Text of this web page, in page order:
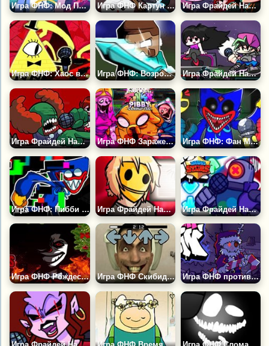
Игра ФНФ: Мод Пони Искорка и Мордекай Игра ФНФ Картун Нетворк: Потерянные Эпизоды Игра Фрайдей Найт Фанкин: Ремикс Б3
Игра ФНФ: Хаос в Мультивселенной Игра ФНФ: Возрождение Херобрина Игра Фрайдей Найт Фанкин: Нео
Игра Фрайдей Найт Фанкин: Трикки Игра ФНФ Заражение Игра ФНФ: Фан Мод Хаги Ваги
Игра ФНФ: Пибби Хаги Ваги Игра Фрайдей Найт Фанкин: В Голове Убийцы Игра Фрайдей Найт Фанкин: Бравл Старс
Игра ФНФ Рождество в Округе Игра ФНФ Скибиди Туалет Тейковер Игра ФНФ против Крампуса: Подарки в Опасности